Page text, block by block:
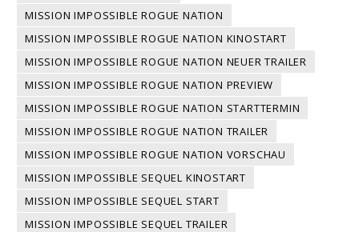
MISSION IMPOSSIBLE ROGUE NATION
MISSION IMPOSSIBLE ROGUE NATION KINOSTART
MISSION IMPOSSIBLE ROGUE NATION NEUER TRAILER
MISSION IMPOSSIBLE ROGUE NATION PREVIEW
MISSION IMPOSSIBLE ROGUE NATION STARTTERMIN
MISSION IMPOSSIBLE ROGUE NATION TRAILER
MISSION IMPOSSIBLE ROGUE NATION VORSCHAU
MISSION IMPOSSIBLE SEQUEL KINOSTART
MISSION IMPOSSIBLE SEQUEL START
MISSION IMPOSSIBLE SEQUEL TRAILER